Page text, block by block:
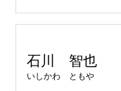
石川 智也
いしかわ ともや